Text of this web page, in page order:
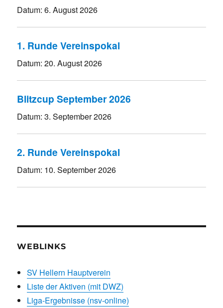
Datum:6. August 2026
1. Runde Vereinspokal
Datum:20. August 2026
Blitzcup September 2026
Datum:3. September 2026
2. Runde Vereinspokal
Datum: 10. September 2026
WEBLINKS
SV Hellern Hauptverein
Liste der Aktiven (mit DWZ)
Liga-Ergebnisse (nsv-online)